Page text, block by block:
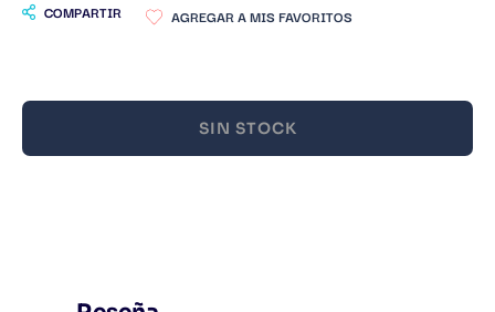
COMPARTIR
SIN STOCK